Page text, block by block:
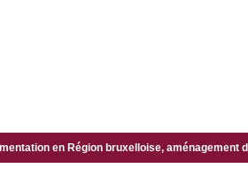
en Région bruxelloise, aménagement